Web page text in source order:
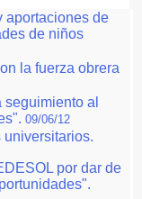
aportaciones de
de niños
la fuerza obrera
al
09/06/12
universitarios.
por dar de